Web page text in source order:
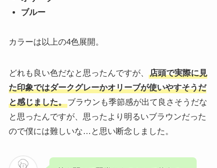
ブルー
カラーは以上の4色展開。
どれも良い色だなと思ったんですが、
店頭で実際に見
た印象ではダークグレーかオリーブが使いやすそうだ
と感じました。ブラウンも季節感が出て良さそうだな
と思ったんですが、思ったより明るいブラウンだった
ので僕には難しいな…と思い断念しました。